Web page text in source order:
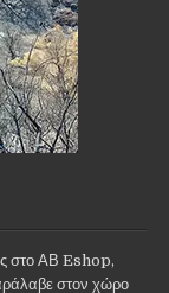
στο ΑΒ Eshop,
στον χώρο